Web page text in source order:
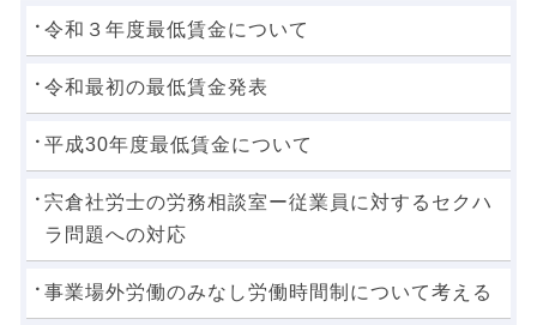
令和３年度最低賃金について
令和最初の最低賃金発表
平成30年度最低賃金について
宍倉社労士の労務相談室ー従業員に対するセクハ
ラ問題への対応
事業場外労働のみなし労働時間制について考える